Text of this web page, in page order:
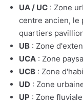
UA / UC : Zone
centre ancien, le
quartiers
UB : Zone
UCA : Zone
UCB : Zone
UD : Zone
UP : Zone